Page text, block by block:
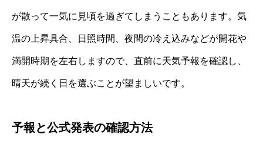
が散って一気に見頃を過ぎてしまうこともあります。気
温の上昇具合、日照時間、夜間の冷え込みなどが開花や
満開時期を左右しますので、直前に天気予報を確認し、
晴天が続く日を選ぶことが望ましいです。
予報と公式発表の確認方法